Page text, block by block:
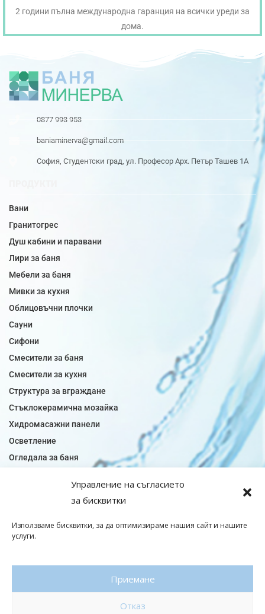
Управление на съгласието
за бисквитки
Използваме бисквитки, за да оптимизираме нашия сайт и нашите
услуги.
Приемане
Отказ
2 години пълна международна гаранция на всички уреди за
дома.
0877 993 953
baniaminerva@gmail.com
София, Студентски град, ул. Професор Арх. Петър Ташев 1А
Вани
Гранитогрес
Душ кабини и паравани
Лири за баня
Мебели за баня
Мивки за кухня
Облицовъчни плочки
Сауни
Сифони
Смесители за баня
Смесители за кухня
Структура за вграждане
Стъклокерамична мозайка
Хидромасажни панели
Осветление
Огледала за баня
Плочки за кухня
Подови лентова сифони
Подови плочки
Политика за поверителност